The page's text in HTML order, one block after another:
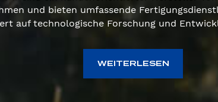
und bieten umfassende
auf technologische Forschung und
WEITERLESEN